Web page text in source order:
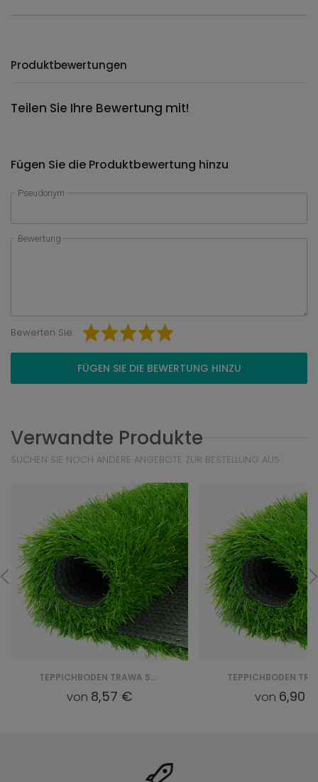
Produktbewertungen
Teilen Sie Ihre Bewertung mit!
Fügen Sie die Produktbewertung hinzu
Pseudonym
Bewertung
Bewerten Sie:
FÜGEN SIE DIE BEWERTUNG HINZU
Verwandte Produkte
SUCHEN SIE NOCH ANDERE ANGEBOTE ZUR BESTELLUNG AUS
TEPPICHBODEN TRAWA SZTUCZNA ZIELONA 30MM
von 8,57 € von 6,90